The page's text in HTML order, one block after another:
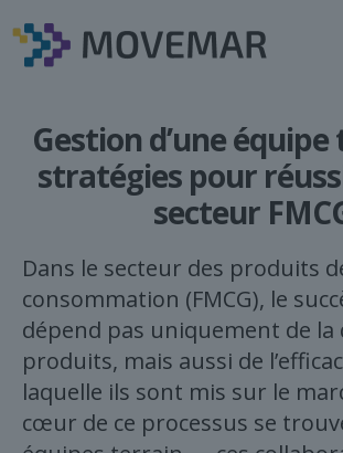
Gestion d’une
stratégies pour
secteur
Dans le secteur des produits
consommation (FMCG), le
dépend pas uniquement de la
produits, mais aussi de
laquelle ils sont mis sur le
cœur de ce processus se